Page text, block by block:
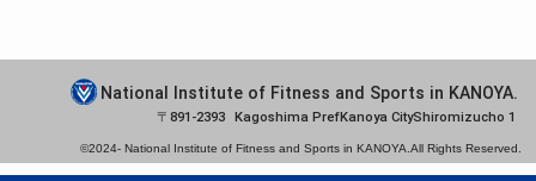
National Institute of Fitness and Sports in KANOYA.
891-2393 Kagoshima PrefKanoya CityShiromizucho 1
©2024- National Institute of Fitness and Sports in KANOYA.All Rights Reserved.